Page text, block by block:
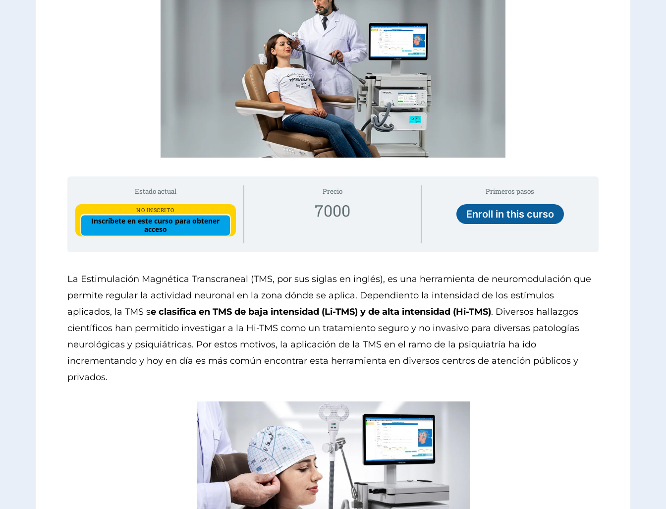
Estado actual
NO INSCRITO
Inscríbete en este curso para obtener
acceso
Precio
7000
Primeros pasos
Enroll in this curso
La Estimulación Magnética Transcraneal (TMS, por sus siglas en inglés), es una herramienta de neuromodulación que
permite regular la actividad neuronal en la zona dónde se aplica. Dependiento la intensidad de los estímulos
aplicados, la TMS se clasifica en TMS de baja intensidad (Li-TMS) y de alta intensidad (Hi-TMS). Diversos hallazgos
científicos han permitido investigar a la Hi-TMS como un tratamiento seguro y no invasivo para diversas patologías
neurológicas y psiquiátricas. Por estos motivos, la aplicación de la TMS en el ramo de la psiquiatría ha ido
incrementando y hoy en día es más común encontrar esta herramienta en diversos centros de atención públicos y
privados.